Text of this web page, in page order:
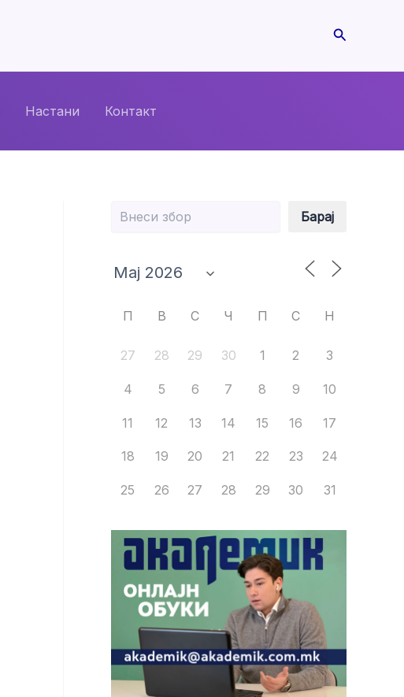
Search
Настани Контакт
Барај
П В С Ч П С Н
27 28 29 30 1 2 3
4 5 6 7 8 9 10
11 12 13 14 15 16 17
18 19 20 21 22 23 24
25 26 27 28 29 30 31